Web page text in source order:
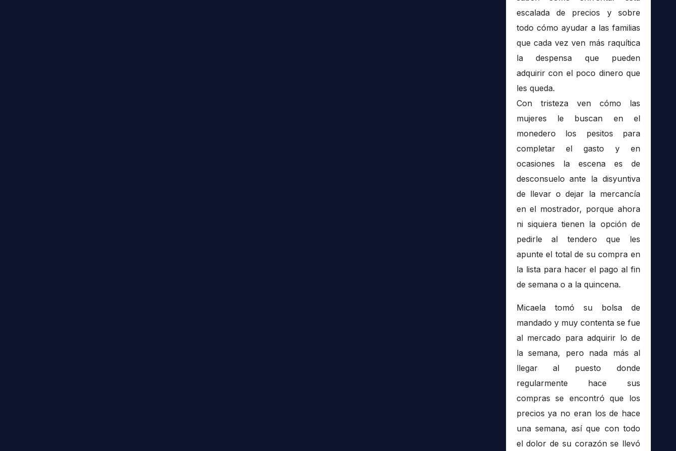
escalada de precios y sobre
todo cómo ayudar a las familias
que cada vez ven más raquítica
la despensa que pueden
adquirir con el poco dinero que
les queda.
Con tristeza ven cómo las
mujeres le buscan en el
monedero los pesitos para
completar el gasto y en
ocasiones la escena es de
desconsuelo ante la disyuntiva
de llevar o dejar la mercancía
en el mostrador, porque ahora
ni siquiera tienen la opción de
pedirle al tendero que les
apunte el total de su compra en
la lista para hacer el pago al fin
de semana o a la quincena.
Micaela tomó su bolsa de
mandado y muy contenta se fue
al mercado para adquirir lo de
la semana, pero nada más al
llegar al puesto donde
regularmente hace sus
compras se encontró que los
precios ya no eran los de hace
una semana, así que con todo
el dolor de su corazón se llevó